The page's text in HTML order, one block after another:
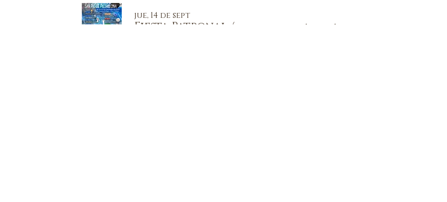
jue, 14 de sept
Fiesta Patronal / Santuario San Pio de Pietrelcina